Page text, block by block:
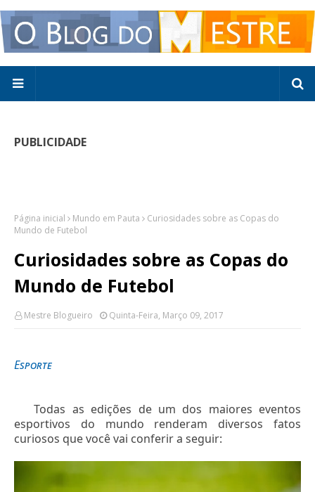
PUBLICIDADE
Página inicial Mundo em Pauta
Curiosidades sobre as Copas do
Mundo de Futebol
Curiosidades sobre as Copas do
Mundo de Futebol
Mestre Blogueiro Quinta-Feira, Março 09, 2017
Esporte
Todas as edições de um dos maiores eventos
esportivos do mundo renderam diversos fatos
curiosos que você vai conferir a seguir: